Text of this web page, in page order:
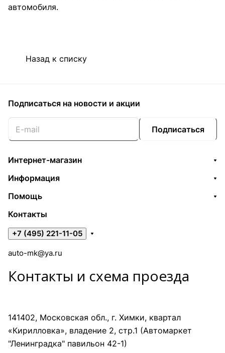
автомобиля.
Назад к списку
Подписаться на новости и акции
Подписаться
Интернет-магазин
Информация
Помощь
Контакты
+7 (495) 221-11-05
auto-mk@ya.ru
Контакты и схема проезда
141402, Московская обл., г. Химки, квартал
«Кирилловка», владение 2, стр.1 (Автомаркет
"Ленинградка" павильон 42-1)